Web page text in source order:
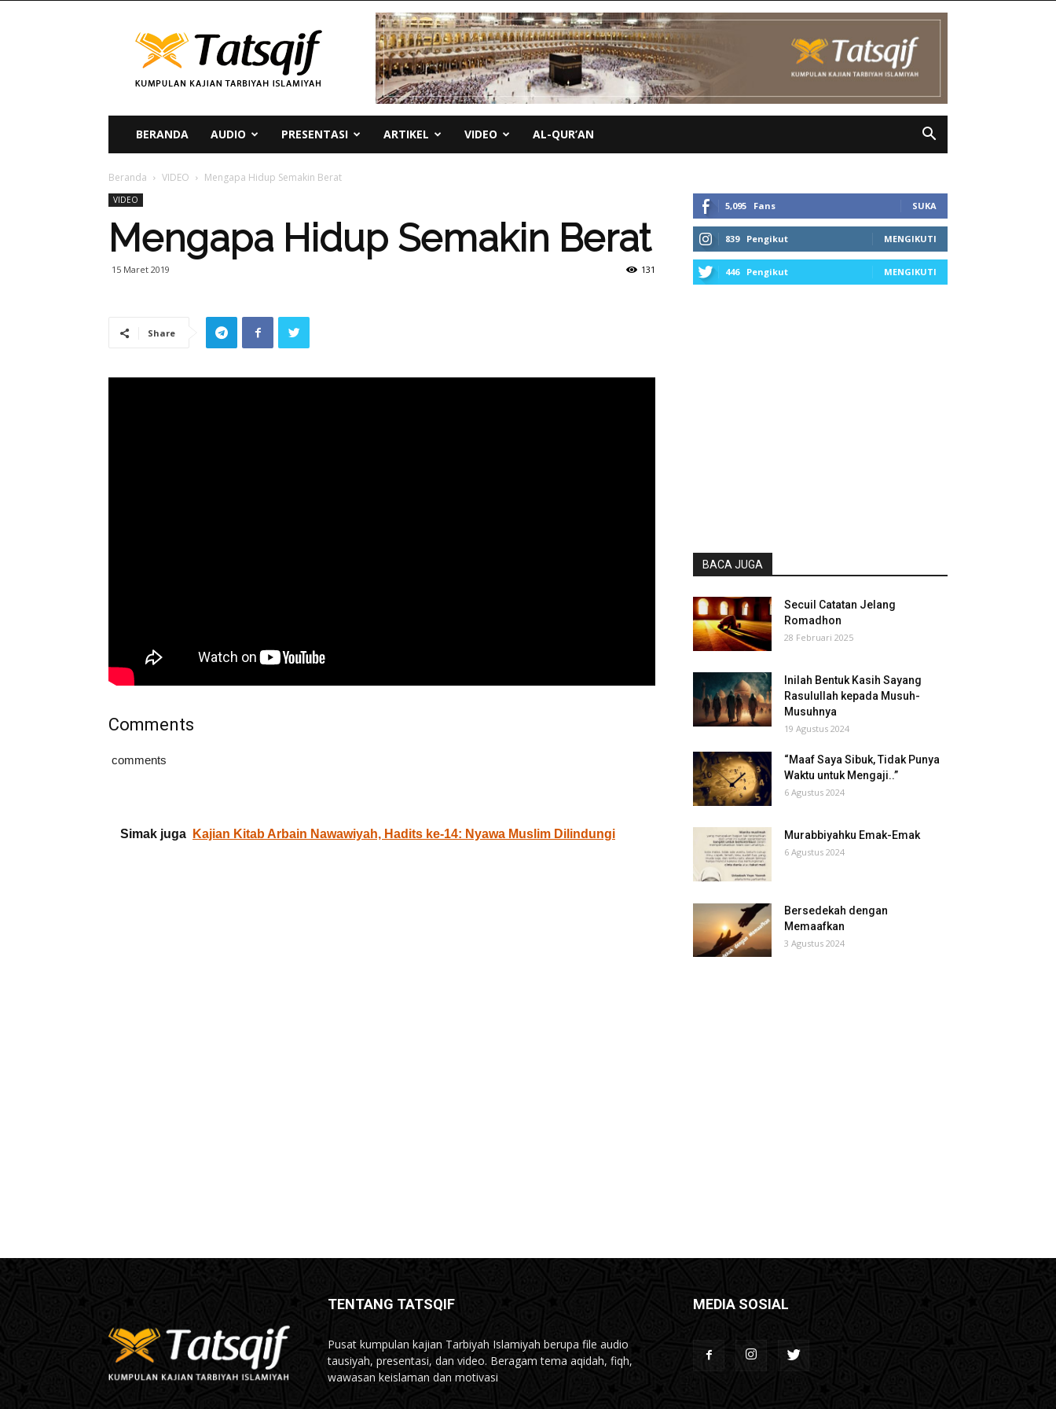
Tatsqif
BERANDA AUDIO PRESENTASI ARTIKEL VIDEO AL-QUR’AN
Beranda VIDEO Mengapa Hidup Semakin Berat
VIDEO
Mengapa Hidup Semakin Berat
15 Maret 2019 131
Share
Comments
comments
Simak juga Kajian Kitab Arbain Nawawiyah, Hadits ke-14: Nyawa Muslim Dilindungi
5,095 Fans SUKA
839 Pengikut MENGIKUTI
446 Pengikut MENGIKUTI
BACA JUGA
Secuil Catatan Jelang
Romadhon
28 Februari 2025
Inilah Bentuk Kasih Sayang
Rasulullah kepada Musuh-
Musuhnya
19 Agustus 2024
“Maaf Saya Sibuk, Tidak Punya
Waktu untuk Mengaji..”
6 Agustus 2024
Murabbiyahku Emak-Emak
6 Agustus 2024
Bersedekah dengan
Memaafkan
3 Agustus 2024
TENTANG TATSQIF
Pusat kumpulan kajian Tarbiyah Islamiyah berupa file audio
tausiyah, presentasi, dan video. Beragam tema aqidah, fiqh,
wawasan keislaman dan motivasi
MEDIA SOSIAL